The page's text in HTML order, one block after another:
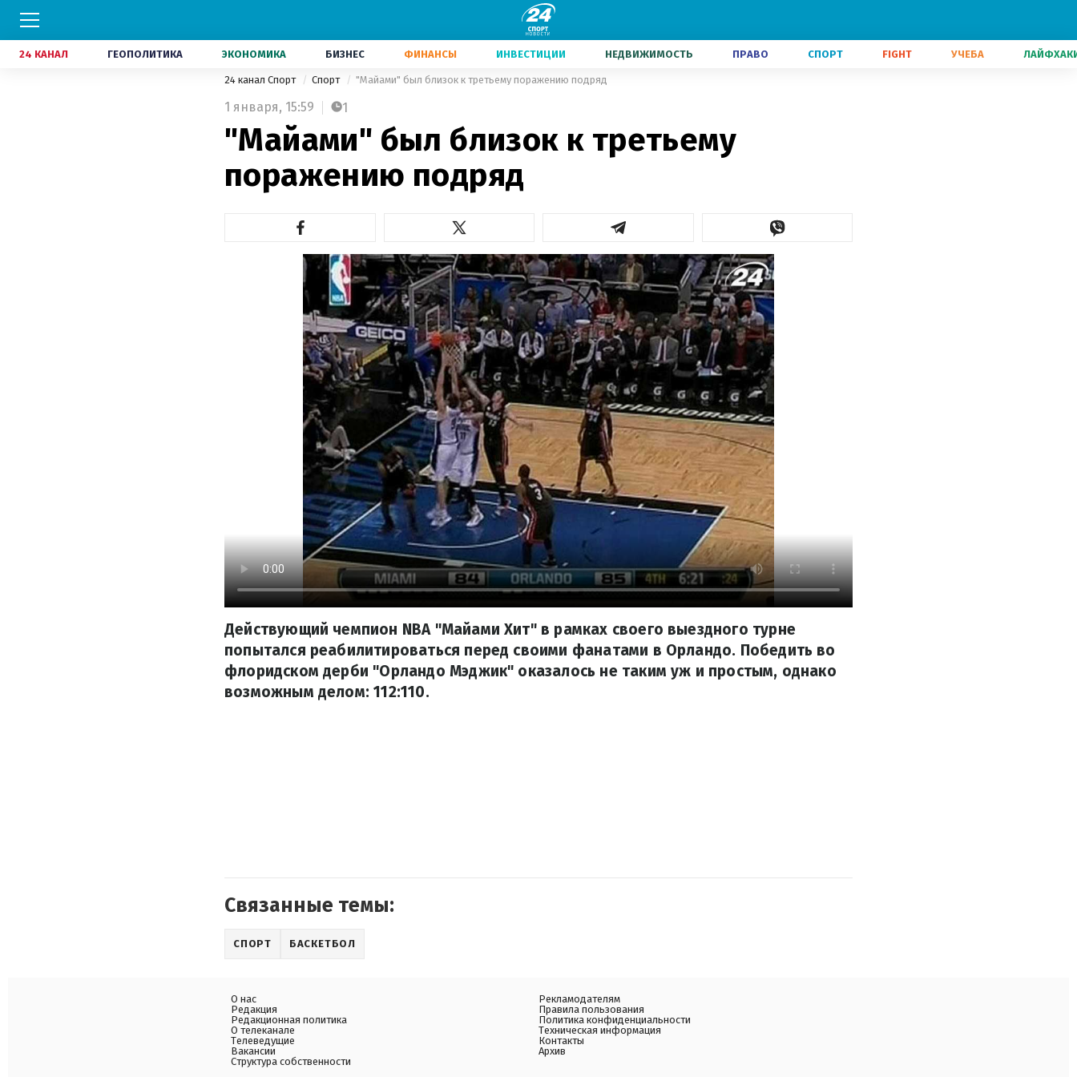
24 КАНАЛ ГЕОПОЛИТИКА ЭКОНОМИКА БИЗНЕС ФИНАНСЫ ИНВЕСТИЦИИ НЕДВИЖИМОСТЬ ПРАВО СПОРТ FIGHT УЧЕБА
24 канал Спорт Спорт "Майами" был близок к третьему поражению подряд
1 января, 15:59 1
"Майами" был близок к третьему
поражению подряд
Действующий чемпион NBA "Майами Хит" в рамках своего выездного турне
попытался реабилитироваться перед своими фанатами в Орландо. Победить во
флоридском дерби "Орландо Мэджик" оказалось не таким уж и простым, однако
возможным делом: 112:110.
Связанные темы:
СПОРТ БАСКЕТБОЛ
О нас
Редакция
Редакционная политика
О телеканале
Телеведущие
Вакансии
Структура собственности
Рекламодателям
Правила пользования
Политика конфиденциальности
Техническая информация
Контакты
Архив